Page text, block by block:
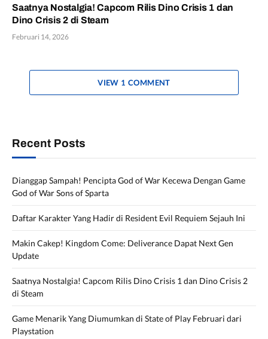
Saatnya Nostalgia! Capcom Rilis Dino Crisis 1 dan
Dino Crisis 2 di Steam
Februari 14, 2026
VIEW 1 COMMENT
Recent Posts
Dianggap Sampah! Pencipta God of War Kecewa Dengan Game
God of War Sons of Sparta
Daftar Karakter Yang Hadir di Resident Evil Requiem Sejauh Ini
Makin Cakep! Kingdom Come: Deliverance Dapat Next Gen
Update
Saatnya Nostalgia! Capcom Rilis Dino Crisis 1 dan Dino Crisis 2
di Steam
Game Menarik Yang Diumumkan di State of Play Februari dari
Playstation